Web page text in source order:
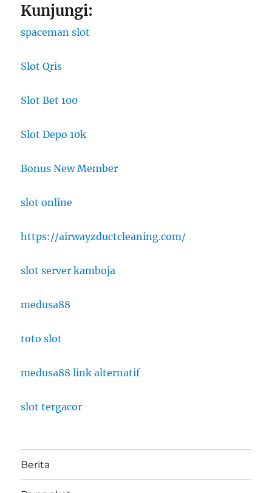
Kunjungi:
spaceman slot
Slot Qris
Slot Bet 100
Slot Depo 10k
Bonus New Member
slot online
https://airwayzductcleaning.com/
slot server kamboja
medusa88
toto slot
medusa88 link alternatif
slot tergacor
Berita